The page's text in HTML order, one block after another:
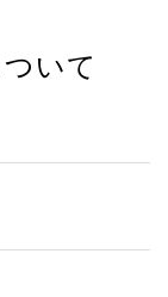
いて